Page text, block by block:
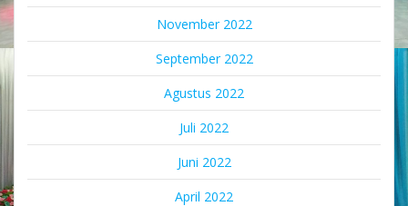
November 2022
September 2022
Agustus 2022
Juli 2022
Juni 2022
April 2022